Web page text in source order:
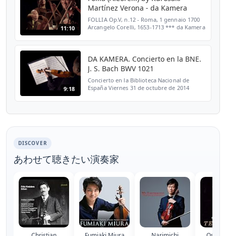
11:10
Martínez Verona - da Kamera
FOLLIA Op.V, n.12 - Roma, 1 gennaio 1700
Arcangelo Corelli, 1653-1713 *** da Kamera
9:18
DA KAMERA. Concierto en la BNE.
J. S. Bach BWV 1021
Concierto en la Biblioteca Nacional de
España Viernes 31 de octubre de 2014
DISCOVER
あわせて聴きたい演奏家